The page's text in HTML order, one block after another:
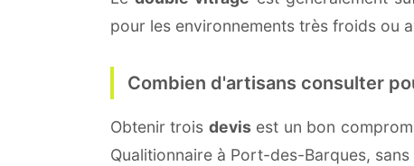
pour les environnements très froids ou
Combien d'artisans consulter
Obtenir trois devisest un bon
Qualitionnaire à Port-des-Barques,